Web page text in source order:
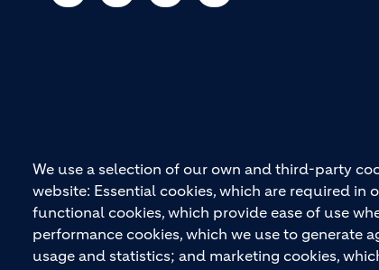
We use a selection of our own and third-party
website: Essential cookies, which are required in
functional cookies, which provide ease of use
performance cookies, which we use to generate
usage and statistics; and marketing cookies,